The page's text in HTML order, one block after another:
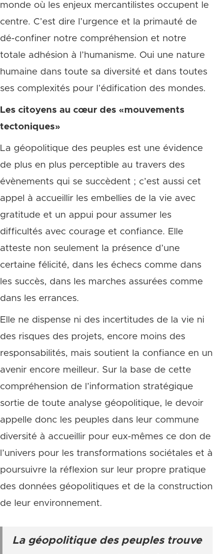
monde où les enjeux mercantilistes occupent le
centre. C’est dire l’urgence et la primauté de
dé-confiner notre compréhension et notre
totale adhésion à l’humanisme. Oui une nature
humaine dans toute sa diversité et dans toutes
ses complexités pour l’édification des mondes.
Les citoyens au cœur des «mouvements
tectoniques»
La géopolitique des peuples est une évidence
de plus en plus perceptible au travers des
évènements qui se succèdent ; c’est aussi cet
appel à accueillir les embellies de la vie avec
gratitude et un appui pour assumer les
difficultés avec courage et confiance. Elle
atteste non seulement la présence d’une
certaine félicité, dans les échecs comme dans
les succès, dans les marches assurées comme
dans les errances.
Elle ne dispense ni des incertitudes de la vie ni
des risques des projets, encore moins des
responsabilités, mais soutient la confiance en un
avenir encore meilleur. Sur la base de cette
compréhension de l’information stratégique
sortie de toute analyse géopolitique, le devoir
appelle donc les peuples dans leur commune
diversité à accueillir pour eux-mêmes ce don de
l’univers pour les transformations sociétales et à
poursuivre la réflexion sur leur propre pratique
des données géopolitiques et de la construction
de leur environnement.
La géopolitique des peuples trouve